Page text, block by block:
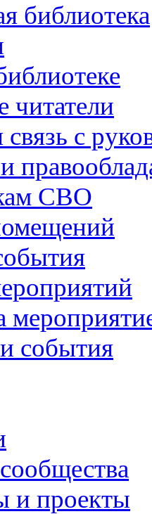
библиотека
читатели
с
СВО
события
и проекты